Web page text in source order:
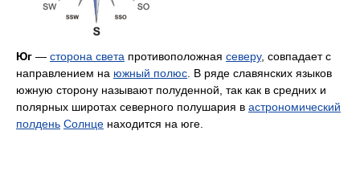
Юг — сторона света противоположная северу, совпадает с
направлением на южный полюс . В ряде славянских языков
южную сторону называют полуденной, так как в средних и
полярных широтах северного полушария в астрономический
полдень Солнце находится на юге.